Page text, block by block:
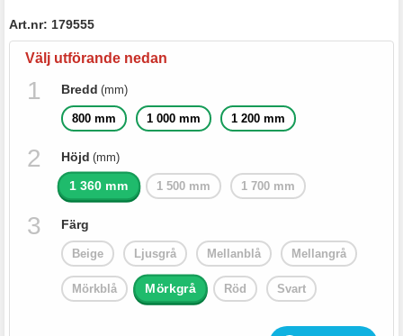
Art.nr: 179555
Välj utförande nedan
Bredd (mm)
800 mm 1 000 mm 1 200 mm
Höjd (mm)
1 360 mm 1 500 mm 1 700 mm
Färg
Beige Ljusgrå Mellanblå Mellangrå
Mörkblå Mörkgrå Röd Svart